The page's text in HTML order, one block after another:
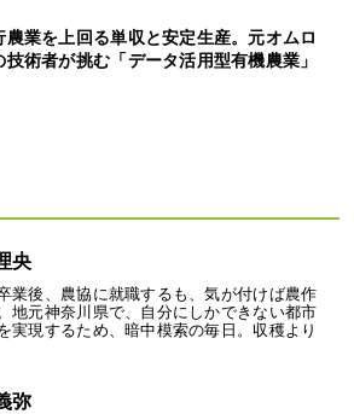
農業を上回る単収と安定生産。元オムロ
技術者が挑む「データ活用型有機農業」
央
業後、農協に就職するも、気が付けば農作
地元神奈川県で、自分にしかできない都市
実現するため、暗中模索の毎日。収穫より
弥